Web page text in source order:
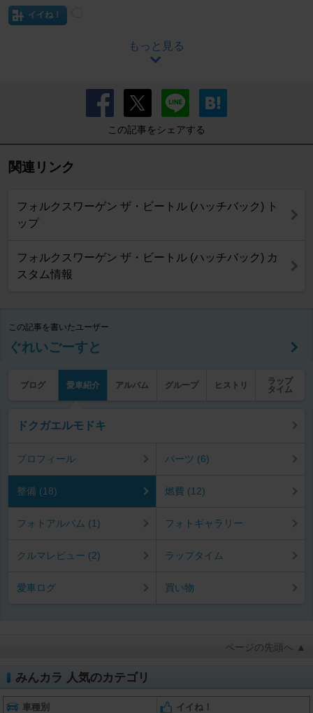
イイね！
もっと見る
この記事をシェアする
関連リンク
フォルクスワーゲン ザ・ビートル (ハッチバック) ト
ップ
フォルクスワーゲン ザ・ビートル (ハッチバック) カ
スタム情報
この記事を書いたユーザー
ぐれいごーすと
ブログ 愛車紹介 アルバム グループ ヒストリ
ラップ
タイム
ドクガエルモドキ
プロフィール パーツ (6)
整備 (18) 燃費 (12)
フォトアルバム (1) フォトギャラリー
クルマレビュー (2) ラップタイム
愛車ログ 買い物
ページの先頭へ ▲
みんカラ 人気のカテゴリ
車種別 イイね！